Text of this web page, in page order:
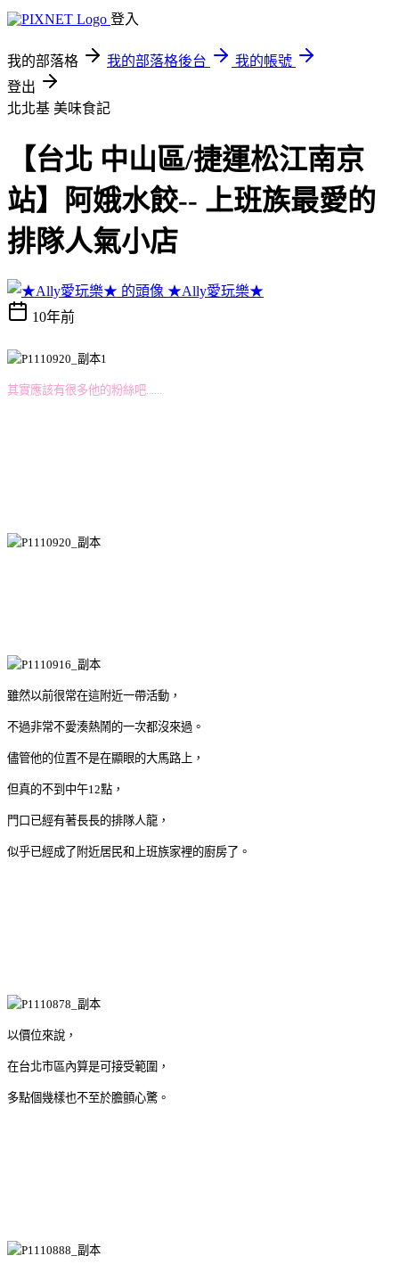
登入
我的部落格 我的部落格後台
我的帳號
登出
北北基 美味食記
【台北 中山區/捷運松江南京
站】阿娥水餃-- 上班族最愛的
排隊人氣小店
★Ally愛玩樂★
10年前
其實應該有很多他的粉絲吧......
雖然以前很常在這附近一帶活動，
不過非常不愛湊熱鬧的一次都沒來過。
儘管他的位置不是在顯眼的大馬路上，
但真的不到中午12點，
門口已經有著長長的排隊人龍，
似乎已經成了附近居民和上班族家裡的廚房了。
以價位來說，
在台北市區內算是可接受範圍，
多點個幾樣也不至於膽顫心驚。